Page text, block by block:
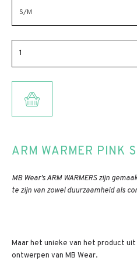
S/M
ARM WARMER PINK
MB Wear’s ARM WARMERS zijn
te zijn van zowel duurzaamheid als
Maar het unieke van het product
ontwerpen van MB Wear.